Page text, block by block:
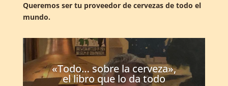
Queremos ser tu proveedor de cervezas de todo el
mundo.
«Todo… sobre la cerveza»,
el libro que lo da todo